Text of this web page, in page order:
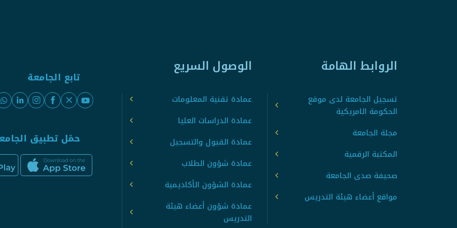
الروابط الهامة
تسجيل الجامعة لدى موقع
الحكومة الامريكية
مجلة الجامعة
المكتبة الرقمية
صحيفة صدى الجامعة
مواقع أعضاء هيئة التدريس
الوصول السريع
عمادة تقنية المعلومات
عمادة الدراسات العليا
عمادة القبول والتسجيل
عمادة شؤون الطلاب
عمادة الشؤون الأكاديمية
عمادة شؤون أعضاء هيئة
التدريس
تابع الجامعة
حمّل تطبيق